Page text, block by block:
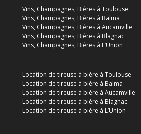
Vins, Champagnes, Bières à Toulouse
Vins, Champagnes, Bières à Balma
Vins, Champagnes, Bières à Aucamville
Vins, Champagnes, Bières à Blagnac
Vins, Champagnes, Bières à L’Union
Location de tireuse à bière à Toulouse
Location de tireuse à bière à Balma
Location de tireuse à bière à Aucamville
Location de tireuse à bière à Blagnac
Location de tireuse à bière à L’Union